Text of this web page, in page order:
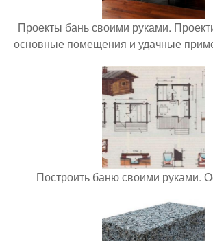
Проекты бань своими руками.
основные помещения и удачные
Построить баню своими руками.